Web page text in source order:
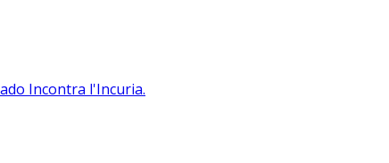
Incontra l'Incuria.